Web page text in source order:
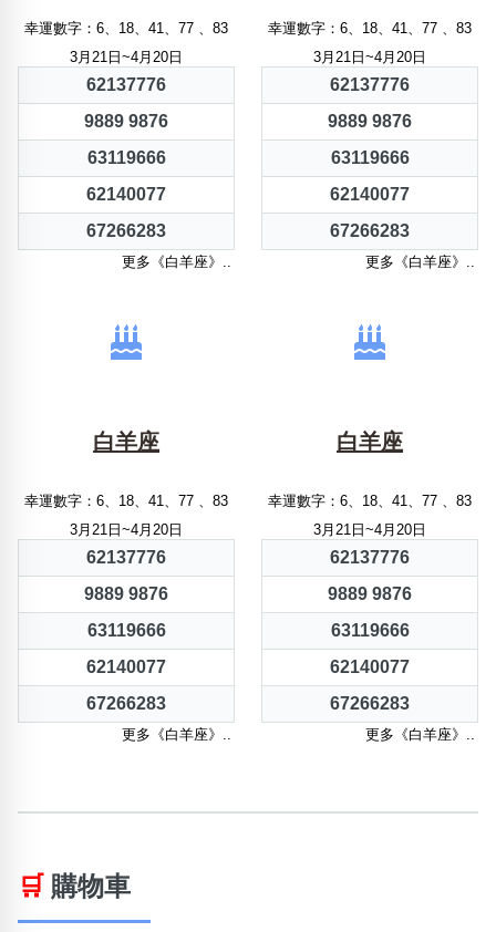
幸運數字：6、18、41、77 、83
3月21日~4月20日
62137776
9889 9876
63119666
62140077
67266283
更多《白羊座》..
幸運數字：6、18、41、77 、83
3月21日~4月20日
62137776
9889 9876
63119666
62140077
67266283
更多《白羊座》..
白羊座
幸運數字：6、18、41、77 、83
3月21日~4月20日
62137776
9889 9876
63119666
62140077
67266283
更多《白羊座》..
白羊座
幸運數字：6、18、41、77 、83
3月21日~4月20日
62137776
9889 9876
63119666
62140077
67266283
更多《白羊座》..
🛒 購物車